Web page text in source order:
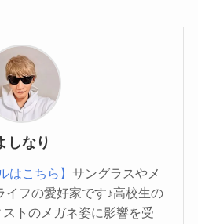
しなり
はこちら】 サングラスやメ
イフの愛好家です♪高校生の
トのメガネ姿に影響を受